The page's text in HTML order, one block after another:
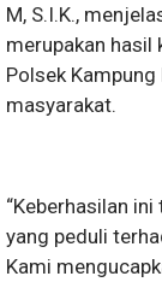
M, S.I.K.,
merupakan hasil
Polsek
masyarakat.
“Keberhasilan
yang peduli
Kami